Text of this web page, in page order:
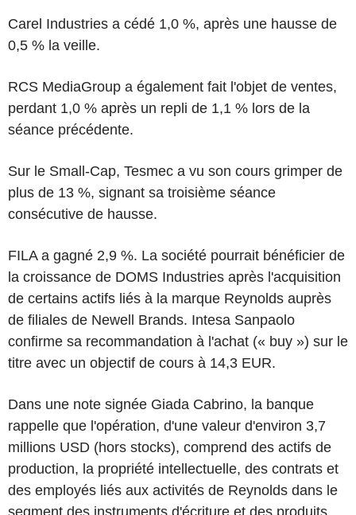
Carel Industries a cédé 1,0 %, après une hausse de
0,5 % la veille.
RCS MediaGroup a également fait l'objet de ventes,
perdant 1,0 % après un repli de 1,1 % lors de la
séance précédente.
Sur le Small-Cap, Tesmec a vu son cours grimper de
plus de 13 %, signant sa troisième séance
consécutive de hausse.
FILA a gagné 2,9 %. La société pourrait bénéficier de
la croissance de DOMS Industries après l'acquisition
de certains actifs liés à la marque Reynolds auprès
de filiales de Newell Brands. Intesa Sanpaolo
confirme sa recommandation à l'achat (« buy ») sur le
titre avec un objectif de cours à 14,3 EUR.
Dans une note signée Giada Cabrino, la banque
rappelle que l'opération, d'une valeur d'environ 3,7
millions USD (hors stocks), comprend des actifs de
production, la propriété intellectuelle, des contrats et
des employés liés aux activités de Reynolds dans le
segment des instruments d'écriture et des produits